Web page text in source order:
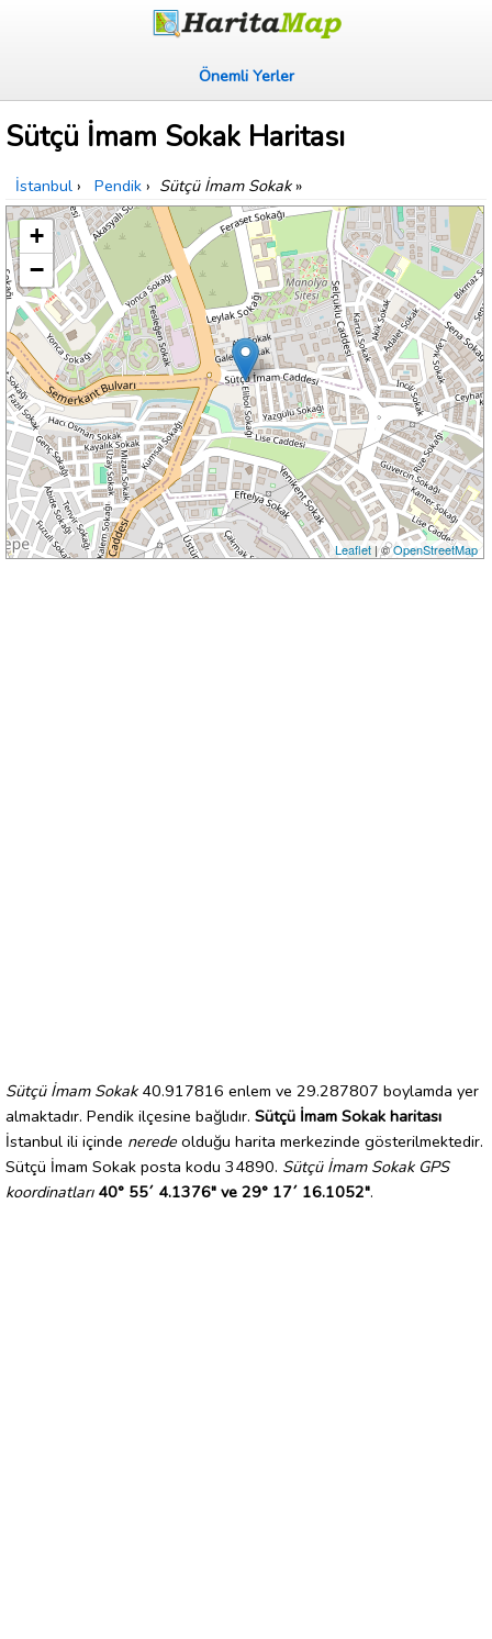
Önemli Yerler
Sütçü İmam Sokak Haritası
İstanbul › Pendik › Sütçü İmam Sokak»
+
−
Leaflet| ©OpenStreetMap
Sütçü İmam Sokak40.917816 enlem ve 29.287807 boylamda yer
almaktadır. Pendik ilçesine bağlıdır. Sütçü İmam Sokak haritası
İstanbul ili içinde nerede olduğu harita merkezinde gösterilmektedir.
Sütçü İmam Sokak posta kodu 34890. Sütçü İmam Sokak GPS
koordinatları 40° 55´ 4.1376" ve 29° 17´ 16.1052".